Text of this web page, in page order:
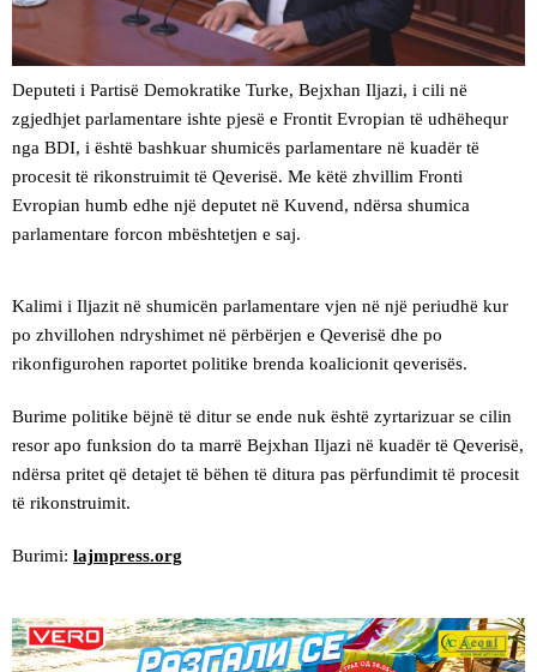
Deputeti i Partisë Demokratike Turke, Bejxhan Iljazi, i cili në
zgjedhjet parlamentare ishte pjesë e Frontit Evropian të udhëhequr
nga BDI, i është bashkuar shumicës parlamentare në kuadër të
procesit të rikonstruimit të Qeverisë. Me këtë zhvillim Fronti
Evropian humb edhe një deputet në Kuvend, ndërsa shumica
parlamentare forcon mbështetjen e saj.
Kalimi i Iljazit në shumicën parlamentare vjen në një periudhë kur
po zhvillohen ndryshimet në përbërjen e Qeverisë dhe po
rikonfigurohen raportet politike brenda koalicionit qeverisës.
Burime politike bëjnë të ditur se ende nuk është zyrtarizuar se cilin
resor apo funksion do ta marrë Bejxhan Iljazi në kuadër të Qeverisë,
ndërsa pritet që detajet të bëhen të ditura pas përfundimit të procesit
të rikonstruimit.
Burimi: lajmpress.org